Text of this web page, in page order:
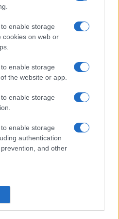
enable storage
cookies on web or
enable storage
the website or app.
enable storage
enable storage
authentication
and other